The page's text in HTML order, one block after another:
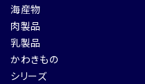
海産物
肉製品
乳製品
かわきもの
シリーズ